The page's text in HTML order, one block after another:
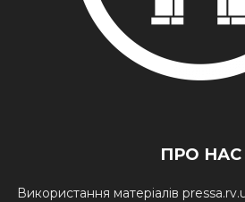
ПРО НАС
Використання матеріалів